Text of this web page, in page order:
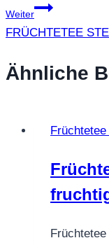
Weiter
FRÜCHTETEE
Ähnliche